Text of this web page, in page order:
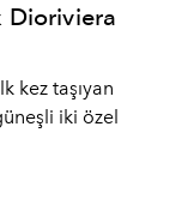
Dioriviera
kez taşıyan
iki özel